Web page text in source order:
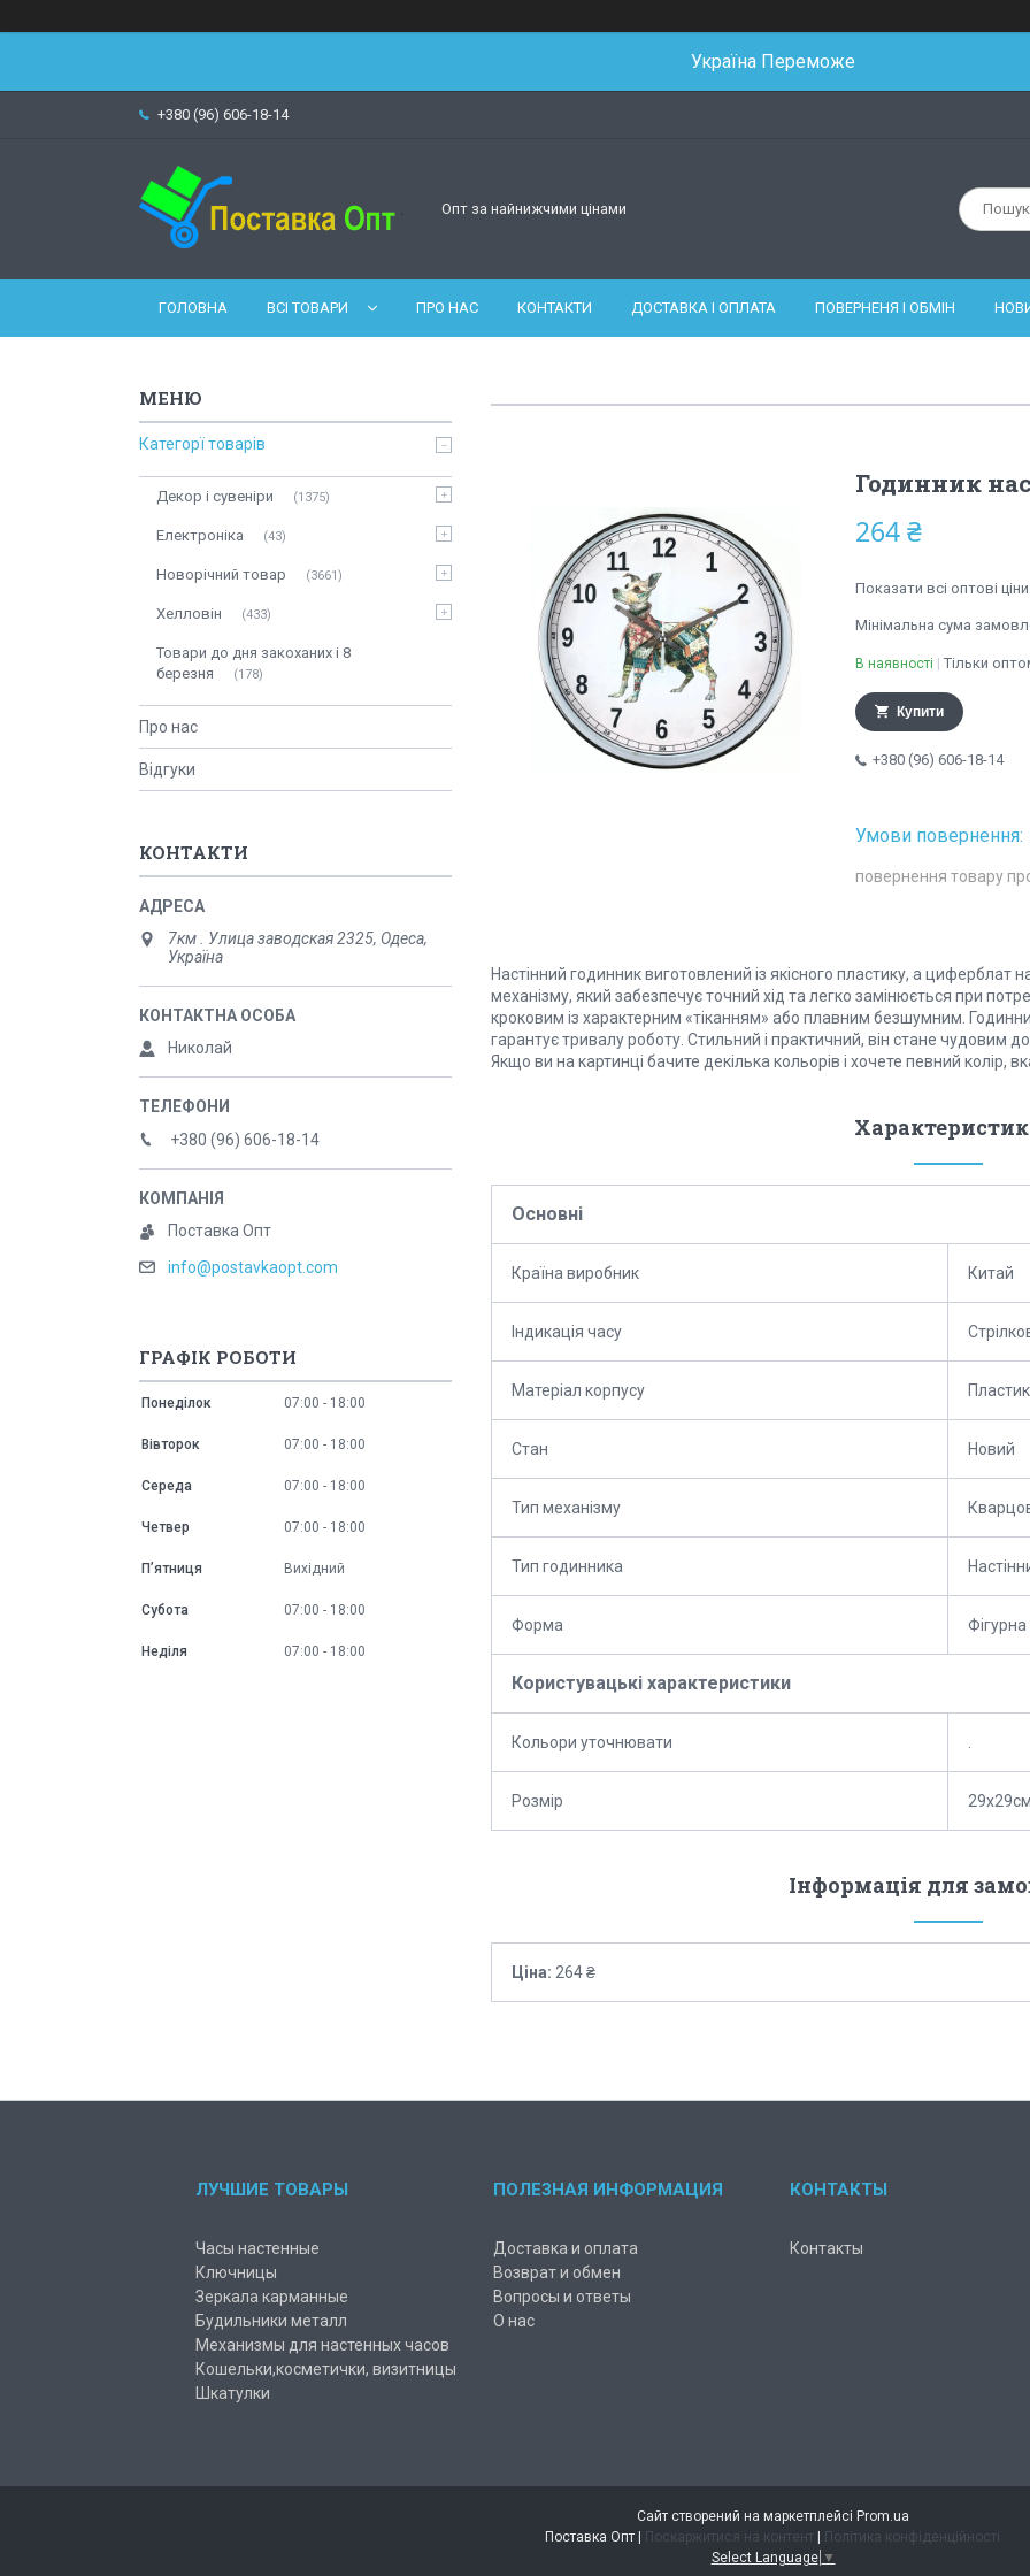
Україна Переможе
+380 (96) 606-18-14
Опт за найнижчими цінами
ГОЛОВНА ВСІ ТОВАРИ ПРО НАС КОНТАКТИ ДОСТАВКА І ОПЛАТА ПОВЕРНЕНЯ І ОБМІН
Годинник
264 ₴
Показати всі оптові ціни
Мінімальна сума
В наявності Тільки
Купити
+380 (96) 606-18-14
повернення товару
Настінний годинник виготовлений із якісного пластику, а
механізму, який забезпечує точний хід та легко замінюється при
кроковим із характерним «тіканням» або плавним безшумним.
гарантує тривалу роботу. Стильний і практичний, він стане чудовим
Якщо ви на картинці бачите декілька кольорів і хочете певний колір,
Основні
Країна виробник Китай
Індикація часу
Матеріал корпусу Пластик
Стан Новий
Тип механізму
Тип годинника
Форма Фігурна
Користувацькі характеристики
Кольори уточнювати
Розмір 29х29см
Інформація для
Ціна: 264 ₴
Категорї товарів
Декор і сувеніри 1375
Електроніка 43
Новорічний товар 3661
Хелловін 433
Товари до дня закоханих і 8
березня
178
Про нас
Відгуки
КОНТАКТИ
7км . Улица заводская 2325, Одеса,
Україна
Николай
+380 (96) 606-18-14
Поставка Опт
info@postavkaopt.com
ГРАФІК РОБОТИ
Понеділок 07:00 18:00
Вівторок 07:00 18:00
Середа 07:00 18:00
Четвер 07:00 18:00
Пʼятниця Вихідний
Субота 07:00 18:00
Неділя 07:00 18:00
ЛУЧШИЕ ТОВАРЫ
Часы настенные
Ключницы
Зеркала карманные
Будильники металл
Механизмы для настенных часов
Кошельки,косметички, визитницы
Шкатулки
ПОЛЕЗНАЯ ИНФОРМАЦИЯ
Доставка и оплата
Возврат и обмен
Вопросы и ответы
О нас
КОНТАКТЫ
Контакты
Сайт створений на маркетплейсі Prom.ua
Поставка Опт | Поскаржитися на контент | Політика конфіденційності
Select Language ▼